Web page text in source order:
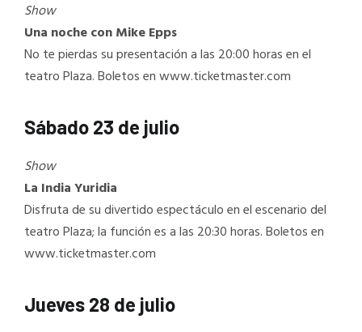
Show
Una noche con Mike Epps
No te pierdas su presentación a las 20:00 horas en el
teatro Plaza. Boletos en www.ticketmaster.com
Sábado 23 de julio
Show
La India Yuridia
Disfruta de su divertido espectáculo en el escenario del
teatro Plaza; la función es a las 20:30 horas. Boletos en
www.ticketmaster.com
Jueves 28 de julio